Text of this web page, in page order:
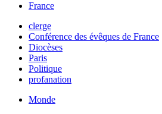
France
clerge
Conférence des évêques de France
Diocèses
Paris
Politique
profanation
Monde